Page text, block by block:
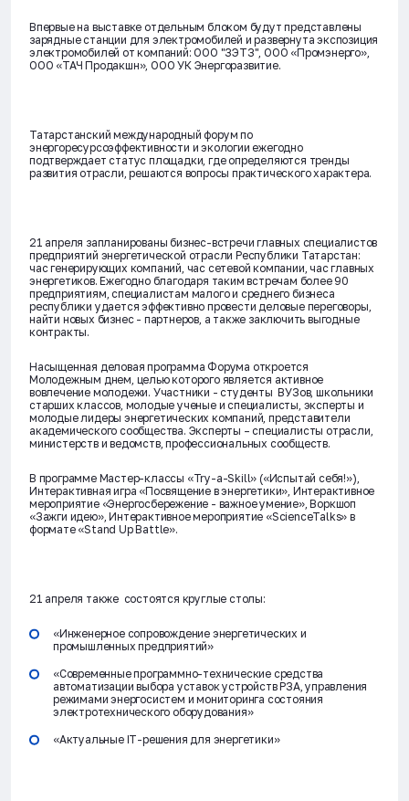
Впервые на выставке отдельным блоком будут представлены
зарядные станции для электромобилей и развернута экспозиция
электромобилей от компаний: ООО "ЗЭТЗ", ООО «Промэнерго»,
ООО «ТАЧ Продакшн», ООО УК Энергоразвитие.
Татарстанский международный форум по
энергоресурсоэффективности и экологии ежегодно
подтверждает статус площадки, где определяются тренды
развития отрасли, решаются вопросы практического характера.
21 апреля запланированы бизнес-встречи главных специалистов
предприятий энергетической отрасли Республики Татарстан:
час генерирующих компаний, час сетевой компании, час главных
энергетиков. Ежегодно благодаря таким встречам более 90
предприятиям, специалистам малого и среднего бизнеса
республики удается эффективно провести деловые переговоры,
найти новых бизнес - партнеров, а также заключить выгодные
контракты.
Насыщенная деловая программа Форума откроется
Молодежным днем, целью которого является активное
вовлечение молодежи. Участники - студенты ВУЗов, школьники
старших классов, молодые ученые и специалисты, эксперты и
молодые лидеры энергетических компаний, представители
академического сообщества. Эксперты – специалисты отрасли,
министерств и ведомств, профессиональных сообществ.
В программе Мастер-классы «Try-a-Skill» («Испытай себя!»),
Интерактивная игра «Посвящение в энергетики», Интерактивное
мероприятие «Энергосбережение - важное умение», Воркшоп
«Зажги идею», Интерактивное мероприятие «ScienceTalks» в
формате «Stand Up Battle».
21 апреля также состоятся круглые столы:
«Инженерное сопровождение энергетических и
промышленных предприятий»
«Современные программно-технические средства
автоматизации выбора уставок устройств РЗА, управления
режимами энергосистем и мониторинга состояния
электротехнического оборудования»
«Актуальные IT-решения для энергетики»